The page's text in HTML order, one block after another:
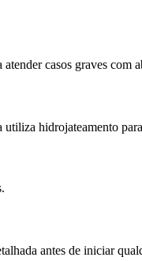
casos graves com
hidrojateamento
antes de iniciar